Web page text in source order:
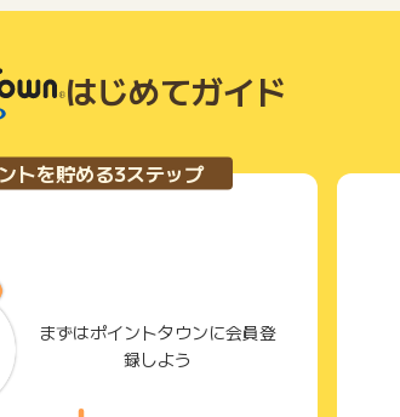
はじめてガイド
トを貯める3ステップ
まずはポイントタウンに会員登
録しよう